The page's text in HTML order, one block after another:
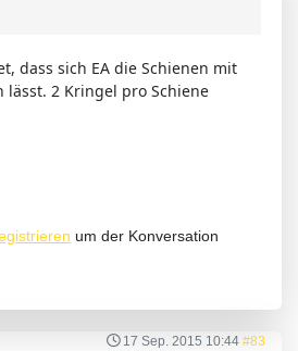
dass sich EA die Schienen mit
lässt. 2 Kringel pro Schiene
um der Konversation
17 Sep. 2015 10:44 #83